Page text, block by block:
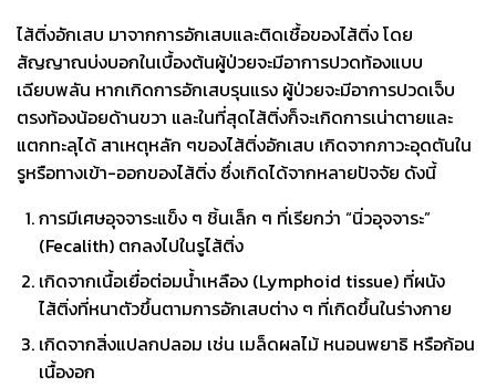
ไส้ติ่งอักเสบ มาจากการอักเสบและติดเชื้อของไส้ติ่ง โดย
สัญญาณบ่งบอกในเบื้องต้นผู้ป่วยจะมีอาการปวดท้องแบบ
เฉียบพลัน หากเกิดการอักเสบรุนแรง ผู้ป่วยจะมีอาการปวดเจ็บ
ตรงท้องน้อยด้านขวา และในที่สุดไส้ติ่งก็จะเกิดการเน่าตายและ
แตกทะลุได้ สาเหตุหลัก ๆของไส้ติ่งอักเสบ เกิดจากภาวะอุดตันใน
รูหรือทางเข้า-ออกของไส้ติ่ง ซึ่งเกิดได้จากหลายปัจจัย ดังนี้
การมีเศษอุจจาระแข็ง ๆ ชิ้นเล็ก ๆ ที่เรียกว่า “นิ่วอุจจาระ”
(Fecalith) ตกลงไปในรูไส้ติ่ง
เกิดจากเนื้อเยื่อต่อมน้ำเหลือง (Lymphoid tissue) ที่ผนัง
ไส้ติ่งที่หนาตัวขึ้นตามการอักเสบต่าง ๆ ที่เกิดขึ้นในร่างกาย
เกิดจากสิ่งแปลกปลอม เช่น เมล็ดผลไม้ หนอนพยาธิ หรือก้อน
เนื้องอก